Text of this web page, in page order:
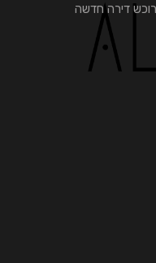
דירה חדשה